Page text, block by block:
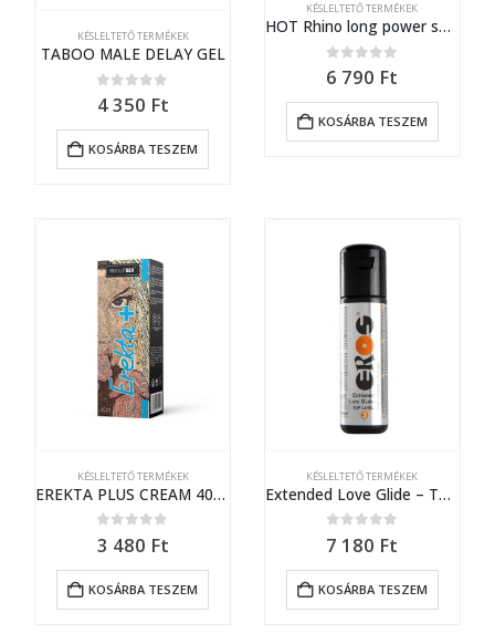
KÉSLELTETŐ TERMÉKEK
TABOO MALE DELAY GEL
0 out of 5
4 350 Ft
KOSÁRBA TESZEM
KÉSLELTETŐ TERMÉKEK
HOT Rhino long power spray 10 ml
0 out of 5
6 790 Ft
KOSÁRBA TESZEM
KÉSLELTETŐ TERMÉKEK
EREKTA PLUS CREAM 40 ML – LAVETRA
0 out of 5
3 480 Ft
KOSÁRBA TESZEM
KÉSLELTETŐ TERMÉKEK
Extended Love Glide – Top Level 3* 100 ml
0 out of 5
7 180 Ft
KOSÁRBA TESZEM